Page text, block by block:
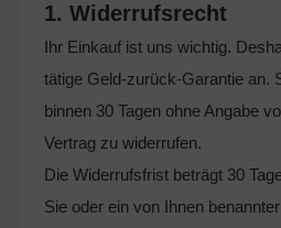
1. Widerrufsrecht
Ihr Einkauf ist uns wichtig.
tätige Geld-zurück-Garantie an.
binnen 30 Tagen ohne Angabe
Vertrag zu widerrufen.
Die Widerrufsfrist beträgt 30
Sie oder ein von Ihnen